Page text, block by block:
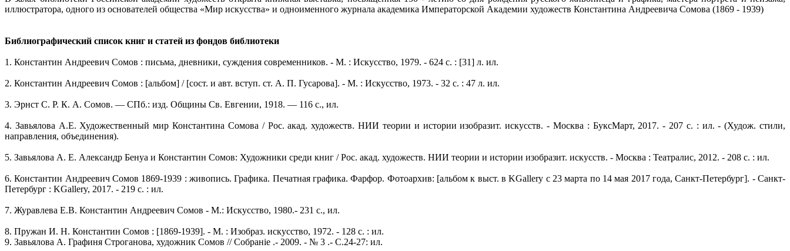
иллюстратора, одного из основателей общества «Мир искусства» и одноименного журнала академика Императорской Академии художеств Константина Андреевича Сомова (1869 - 1939)
Библиографический список книг и статей из фондов библиотеки
1. Константин Андреевич Сомов : письма, дневники, суждения современников. - М. : Искусство, 1979. - 624 с. : [31] л. ил.
2. Константин Андреевич Сомов : [альбом] / [сост. и авт. вступ. ст. А. П. Гусарова]. - М. : Искусство, 1973. - 32 с. : 47 л. ил.
3. Эрнст С. P. К. А. Сомов. — СПб.: изд. Общины Св. Евгении, 1918. — 116 с., ил.
4. Завьялова А.Е. Художественный мир Константина Сомова / Рос. акад. художеств. НИИ теории и истории изобразит. искусств. - Москва : БуксМарт, 2017. - 207 с. : ил. - (Худож. стили,
направления, объединения).
5. Завьялова А. Е. Александр Бенуа и Константин Сомов: Художники среди книг / Рос. акад. художеств. НИИ теории и истории изобразит. искусств. - Москва : Театралис, 2012. - 208 с. : ил.
6. Константин Андреевич Сомов 1869-1939 : живопись. Графика. Печатная графика. Фарфор. Фотоархив: [альбом к выст. в KGallery с 23 марта по 14 мая 2017 года, Санкт-Петербург]. - Санкт-
Петербург : KGallery, 2017. - 219 c. : ил.
7. Журавлева Е.В. Константин Андреевич Сомов - М.: Искусство, 1980.- 231 с., ил.
8. Пружан И. Н. Константин Сомов : [1869-1939]. - М. : Изобраз. искусство, 1972. - 128 с. : ил.
9. Завьялова А. Графиня Строганова, художник Сомов // Собранiе .- 2009. - № 3 .- С.24-27: ил.